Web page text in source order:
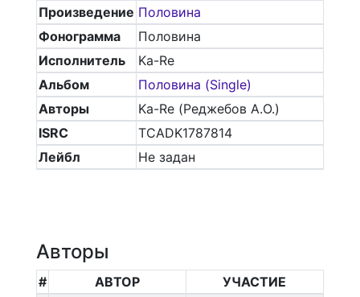
Произведение Половина
Фонограмма
Половина
Исполнитель
Ka-Re
Альбом
Половина (Single)
Авторы
Ka-Re (Реджебов А.О.)
ISRC
TCADK1787814
Лейбл
Не задан
Авторы
# АВТОР УЧАСТИЕ